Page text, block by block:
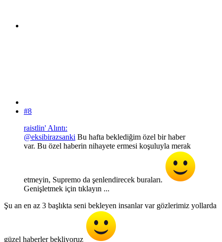
#8
raistlin' Alıntı:
@eksibirazsanki Bu hafta beklediğim özel bir haber
var. Bu özel haberin nihayete ermesi koşuluyla merak
etmeyin, Supremo da şenlendirecek buraları.
Genişletmek için tıklayın ...
Şu an en az 3 başlıkta seni bekleyen insanlar var gözlerimiz yollarda
güzel haberler bekliyoruz